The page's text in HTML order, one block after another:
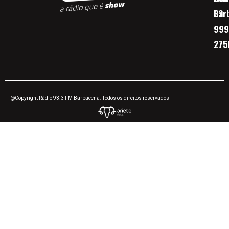
32
@Copyright Rádio 93.3 FM Barbacena. Todos os direitos reservados